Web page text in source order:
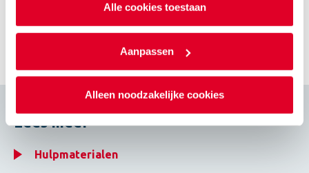
Alle cookies toestaan
Aanpassen
Alleen noodzakelijke cookies
Formaten / Afmetingen
Lees meer
Hulpmaterialen